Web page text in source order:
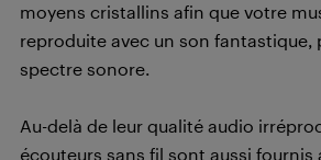
moyens cristallins afin que votre
reproduite avec un son fantastique,
spectre sonore.
Au-delà de leur qualité audio
écouteurs sans fil sont aussi fournis